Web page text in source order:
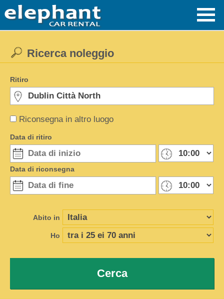
Riconsegna in altro luogo
Ricerca noleggio
Ritiro
Data di ritiro
Data di riconsegna
Abito in
Ho
Cerca